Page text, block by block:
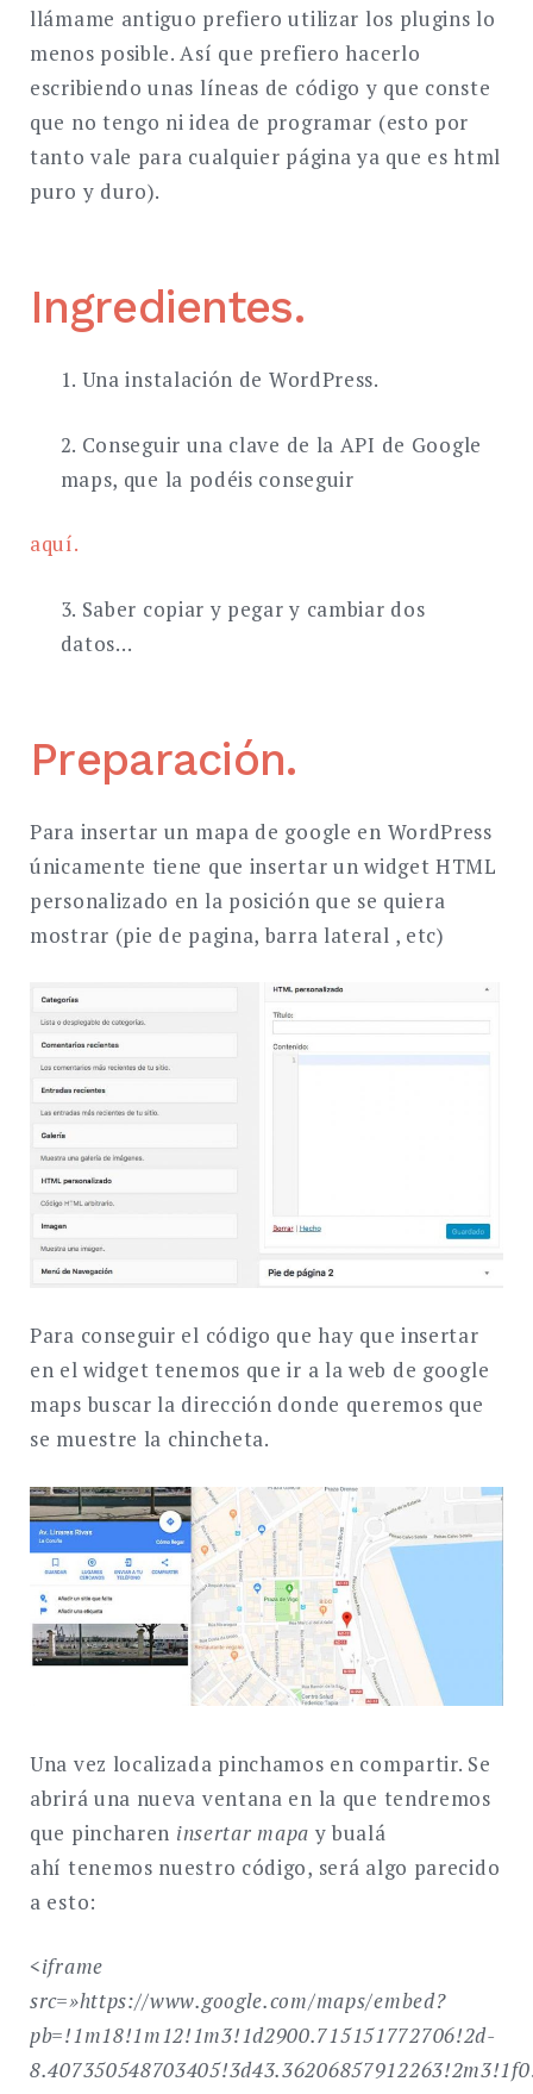
llámame antiguo prefiero utilizar los plugins lo
menos posible. Así que prefiero hacerlo
escribiendo unas líneas de código y que conste
que no tengo ni idea de programar (esto por
tanto vale para cualquier página ya que es html
puro y duro).
Ingredientes.
1. Una instalación de WordPress.
2. Conseguir una clave de la API de Google
maps, que la podéis conseguir
aquí.
3. Saber copiar y pegar y cambiar dos
datos…
Preparación.
Para insertar un mapa de google en WordPress
únicamente tiene que insertar un widget HTML
personalizado en la posición que se quiera
mostrar (pie de pagina, barra lateral , etc)
Para conseguir el código que hay que insertar
en el widget tenemos que ir a la web de google
maps buscar la dirección donde queremos que
se muestre la chincheta.
Una vez localizada pinchamos en compartir. Se
abrirá una nueva ventana en la que tendremos
que pincharen insertar mapa y bualá
ahí tenemos nuestro código, será algo parecido
a esto:
<iframe
src=»https://www.google.com/maps/embed?
pb=!1m18!1m12!1m3!1d2900.715151772706!2d-